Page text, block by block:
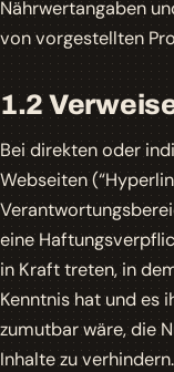
Nährwertangaben
von vorgestellten
1.2
Bei direkten oder
Webseiten
eine
in Kraft treten, in
Kenntnis hat und es
zumutbar wäre, die
Inhalte zu